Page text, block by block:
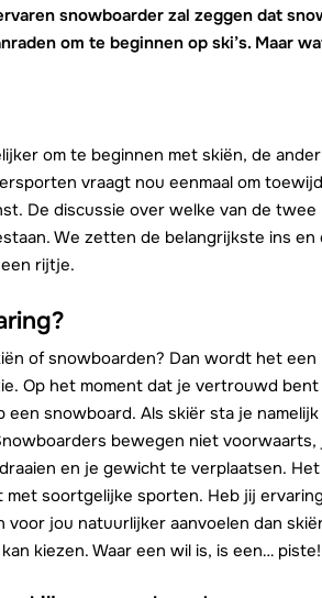
snowboarder zal zeggen dat
om te beginnen op ski’s. Maar
om te beginnen met skiën, de
vraagt nou eenmaal om
De discussie over welke van de twee
We zetten de belangrijkste ins
rijtje.
of snowboarden? Dan wordt het
Op het moment dat je vertrouwd
een snowboard. Als skiër sta je
bewegen niet
en je gewicht te verplaatsen.
soortgelijke sporten. Heb jij
voor jou natuurlijker aanvoelen dan
kiezen. Waar een wil is, is een… piste!